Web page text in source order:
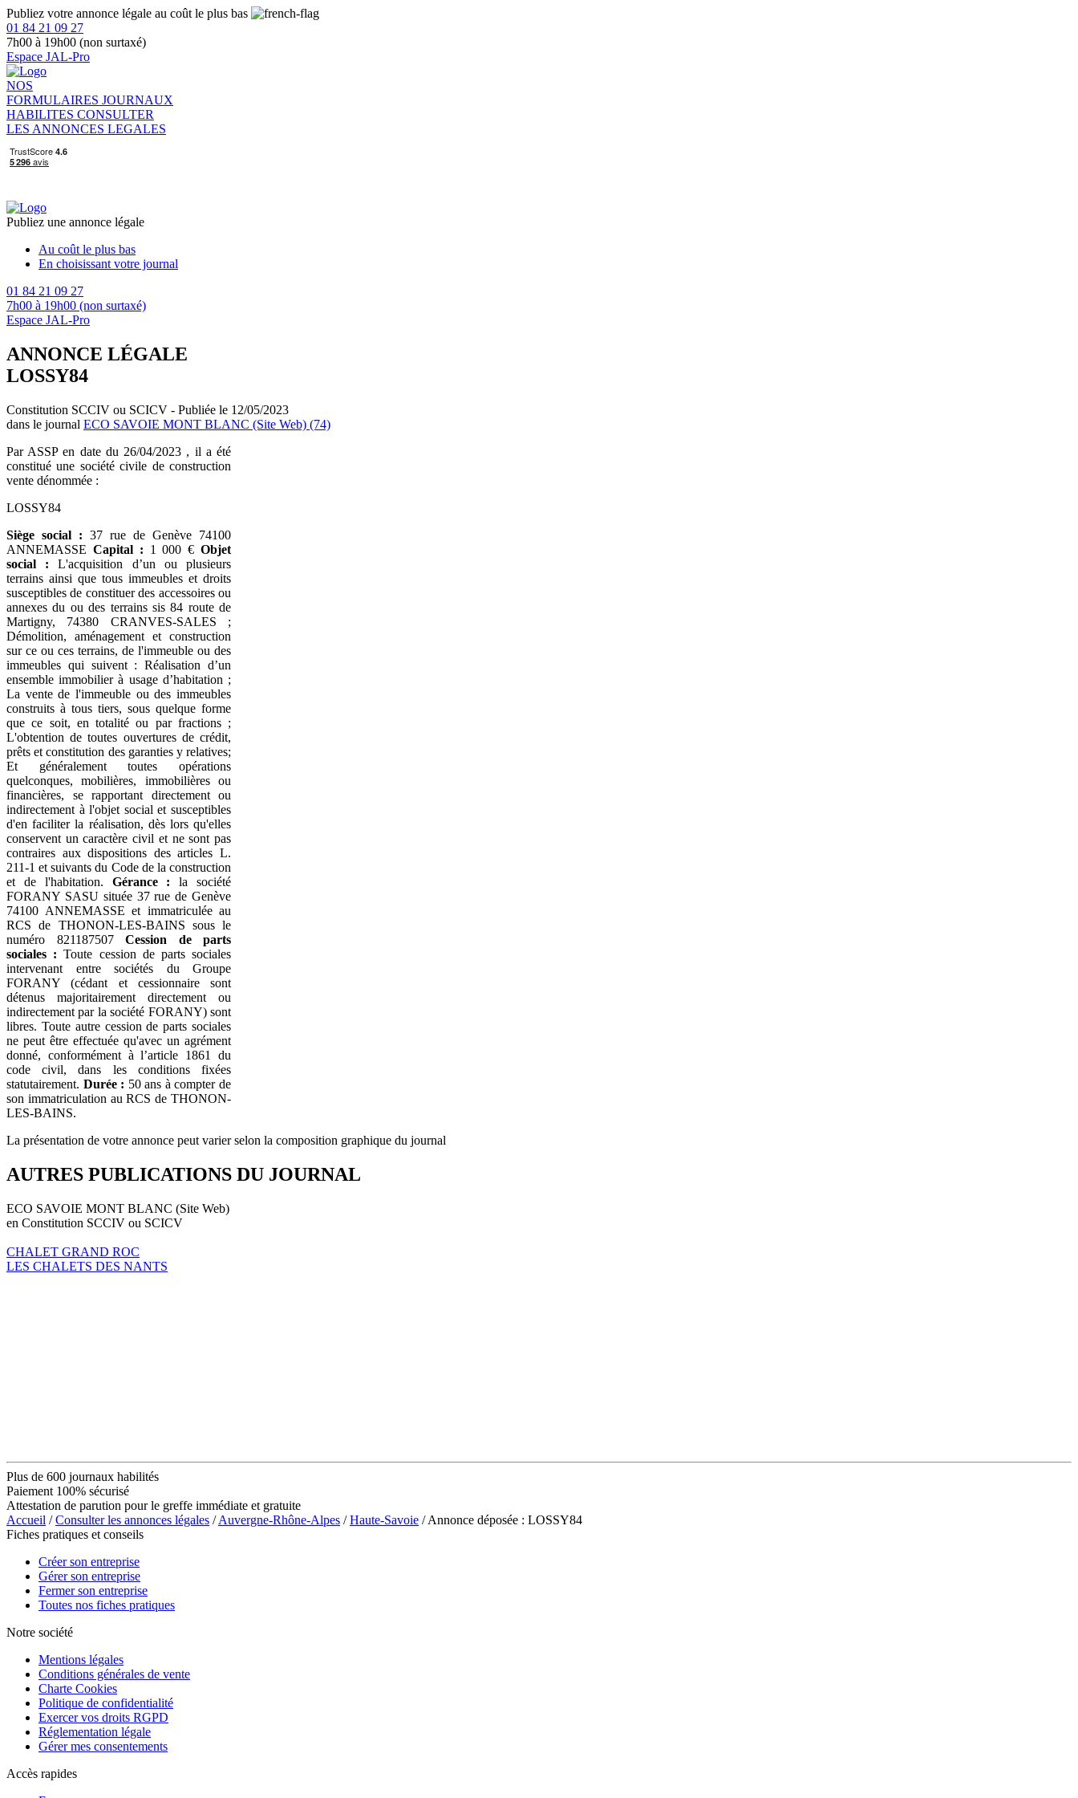
Publiez votre annonce légale au coût le plus bas
01 84 21 09 27
7h00 à 19h00 (non surtaxé)
Espace JAL-Pro
NOS
FORMULAIRES JOURNAUX
HABILITES CONSULTER
LES ANNONCES LEGALES
Publiez une annonce légale
Au coût le plus bas
En choisissant votre journal
01 84 21 09 27
7h00 à 19h00 (non surtaxé)
Espace JAL-Pro
ANNONCE LÉGALE
LOSSY84
Constitution SCCIV ou SCICV - Publiée le 12/05/2023
dans le journal ECO SAVOIE MONT BLANC (Site Web) (74)
Par ASSP en date du 26/04/2023 , il a été
constitué une société civile de construction
vente dénommée :
LOSSY84
Siège social : 37 rue de Genève 74100
ANNEMASSE Capital : 1 000 €Objet
social : L'acquisition d’un ou plusieurs
terrains ainsi que tous immeubles et droits
susceptibles de constituer des accessoires ou
annexes du ou des terrains sis 84 route de
Martigny, 74380 CRANVES-SALES ;
Démolition, aménagement et construction
sur ce ou ces terrains, de l'immeuble ou des
immeubles qui suivent : Réalisation d’un
ensemble immobilier à usage d’habitation ;
La vente de l'immeuble ou des immeubles
construits à tous tiers, sous quelque forme
que ce soit, en totalité ou par fractions ;
L'obtention de toutes ouvertures de crédit,
prêts et constitution des garanties y relatives;
Et généralement toutes opérations
quelconques, mobilières, immobilières ou
financières, se rapportant directement ou
indirectement à l'objet social et susceptibles
d'en faciliter la réalisation, dès lors qu'elles
conservent un caractère civil et ne sont pas
contraires aux dispositions des articles L.
211-1 et suivants du Code de la construction
et de l'habitation. Gérance : la société
FORANY SASU située 37 rue de Genève
74100 ANNEMASSE et immatriculée au
RCS de THONON-LES-BAINS sous le
numéro 821187507 Cession de parts
sociales : Toute cession de parts sociales
intervenant entre sociétés du Groupe
FORANY (cédant et cessionnaire sont
détenus majoritairement directement ou
indirectement par la société FORANY) sont
libres. Toute autre cession de parts sociales
ne peut être effectuée qu'avec un agrément
donné, conformément à l’article 1861 du
code civil, dans les conditions fixées
statutairement. Durée : 50 ans à compter de
son immatriculation au RCS de THONON-
LES-BAINS.
La présentation de votre annonce peut varier selon la composition graphique du journal
AUTRES PUBLICATIONS DU JOURNAL
ECO SAVOIE MONT BLANC (Site Web)
en Constitution SCCIV ou SCICV
CHALET GRAND ROC
LES CHALETS DES NANTS
Plus de 600 journaux habilités
Paiement 100% sécurisé
Attestation de parution pour le greffe immédiate et gratuite
Accueil /Consulter les annonces légales /Auvergne-Rhône-Alpes /Haute-Savoie / Annonce déposée : LOSSY84
Fiches pratiques et conseils
Créer son entreprise
Gérer son entreprise
Fermer son entreprise
Toutes nos fiches pratiques
Notre société
Mentions légales
Conditions générales de vente
Charte Cookies
Politique de confidentialité
Exercer vos droits RGPD
Réglementation légale
Gérer mes consentements
Accès rapides